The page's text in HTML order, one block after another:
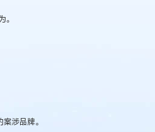
涉品牌。